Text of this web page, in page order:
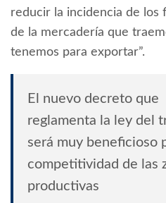
reducir la incidencia de los
de la mercadería que
tenemos para exportar”.
El nuevo decreto que
reglamenta la ley del
será muy beneficioso
competitividad de las
productivas